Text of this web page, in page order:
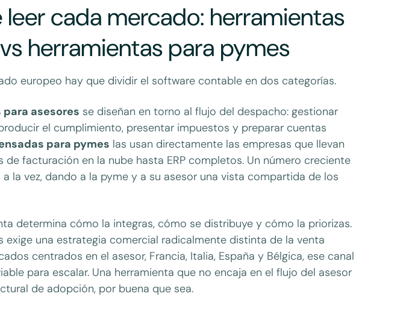
cada mercado: herramientas
herramientas para pymes
europeo hay que dividir el software contable en dos categorías.
asesores se diseñan en torno al flujo del despacho: gestionar
el cumplimiento, presentar impuestos y preparar cuentas
para pymes las usan directamente las empresas que llevan
de facturación en la nube hasta ERP completos. Un número creciente
la vez, dando a la pyme y a su asesor una vista compartida de los
determina cómo la integras, cómo se distribuye y cómo la priorizas.
exige una estrategia comercial radicalmente distinta de la venta
centrados en el asesor, Francia, Italia, España y Bélgica, ese canal
para escalar. Una herramienta que no encaja en el flujo del asesor
de adopción, por buena que sea.